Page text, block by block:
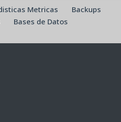
Metricas
Backups
Bases de Datos